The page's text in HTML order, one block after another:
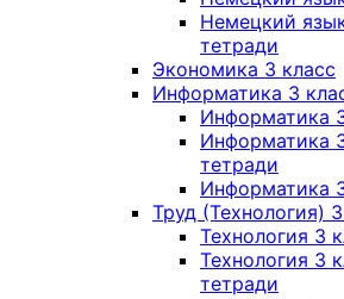
Немецкий
тетради
Экономика 3 класс
Информатика 3
Информатика
Информатика
тетради
Информатика
Труд (Технология)
Технология 3
Технология 3
тетради